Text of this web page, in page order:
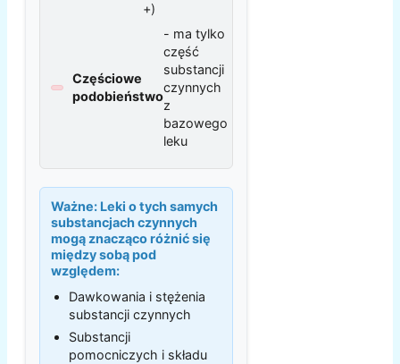
+)
Częściowe
podobieństwo
- ma tylko
część
substancji
czynnych
z
bazowego
leku
Ważne: Leki o tych samych
substancjach czynnych
mogą znacząco różnić się
między sobą pod
względem:
Dawkowania i stężenia
substancji czynnych
Substancji
pomocniczych i składu